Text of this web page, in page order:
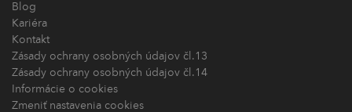
Blog
Kariéra
Kontakt
Zásady ochrany osobných údajov čl.13
Zásady ochrany osobných údajov čl.14
Informácie o cookies
Zmeniť nastavenia cookies